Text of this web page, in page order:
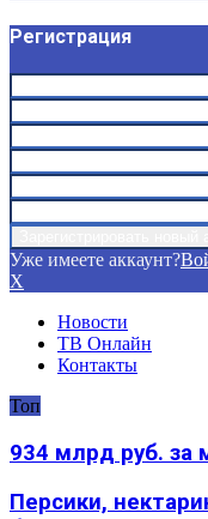
Регистрация
Уже имеете аккаунт?
X
Новости
ТВ Онлайн
Контакты
Топ
934 млрд руб. за
Персики,